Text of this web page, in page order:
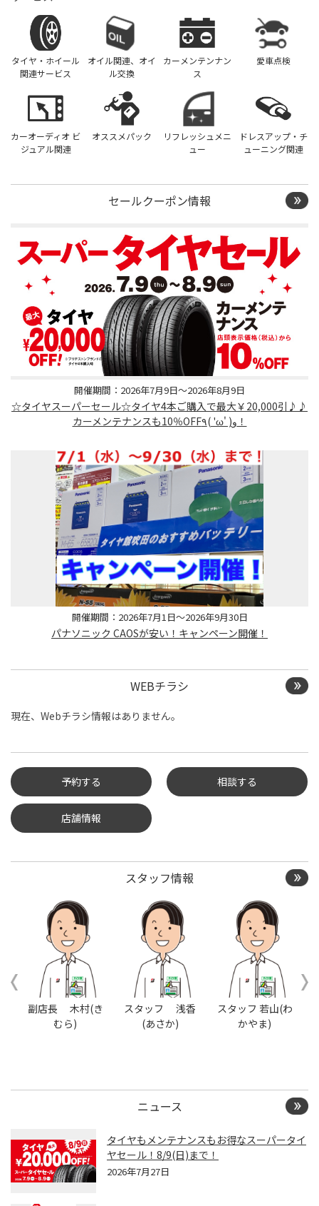
タイヤ・ホイール
関連サービス
オイル関連、オイ
ル交換
カーメンテンナン
ス
愛車点検
カーオーディオ ビ
ジュアル関連
オススメパック
リフレッシュメニ
ュー
ドレスアップ・チ
ューニング関連
セールクーポン情報
開催期間：2026年7月9日～2026年8月9日
☆タイヤスーパーセール☆タイヤ4本ご購入で最大￥20,000引♪♪
カーメンテナンスも10％OFF٩( 'ω' )و！
開催期間：2026年7月1日～2026年9月30日
パナソニック CAOSが安い！キャンペーン開催！
WEBチラシ
現在、Webチラシ情報はありません。
予約する
タイヤ点検・安全点検/タ
約
クローク契約会員専用タ
イヤ履き替え※タイヤ履
き替えを希望のクローク
契約会員の方はこちらを
選択ください
本日のタイヤ履き替え順
番待ち予約 ※クローク契
約会員の方はご利用いた
だけません
相談する
店舗情報
スタッフ情報
副店長 木村(き
むら)
スタッフ 浅香
(あさか)
スタッフ 若山(わ
かやま)
ニュース
タイヤもメンテナンスもお得なスーパータイ
ヤセール！8/9(日)まで！
2026年7月27日